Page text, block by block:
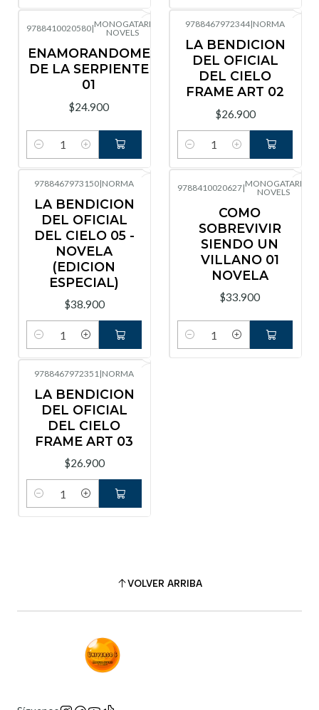
9788410020580|MONOGATARI
NOVELS
ENAMORANDOME
DE LA SERPIENTE
01
$24.900
Cantidad
9788467972344|NORMA
LA BENDICION
DEL OFICIAL
DEL CIELO
FRAME ART 02
$26.900
Cantidad
9788467973150|NORMA
LA BENDICION
DEL OFICIAL
DEL CIELO 05 -
NOVELA
(EDICION
ESPECIAL)
$38.900
Cantidad
9788410020627|MONOGATARI
NOVELS
COMO
SOBREVIVIR
SIENDO UN
VILLANO 01
NOVELA
$33.900
Cantidad
9788467972351|NORMA
LA BENDICION
DEL OFICIAL
DEL CIELO
FRAME ART 03
$26.900
Cantidad
VOLVER ARRIBA